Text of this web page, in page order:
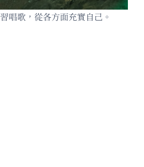
唱歌，從各方面充實自己。